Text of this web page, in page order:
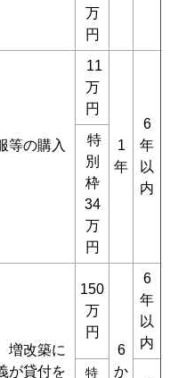
万
円
等の購入
11
万
円
1
年
6
年
以
内
特
別
枠
34
万
円
増改築に
が貸付を
150
万
円
6
か
6
年
以
内
特